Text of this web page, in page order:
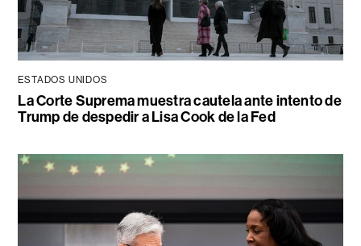
ESTADOS UNIDOS
La Corte Suprema muestra cautela ante intento de
Trump de despedir a Lisa Cook de la Fed